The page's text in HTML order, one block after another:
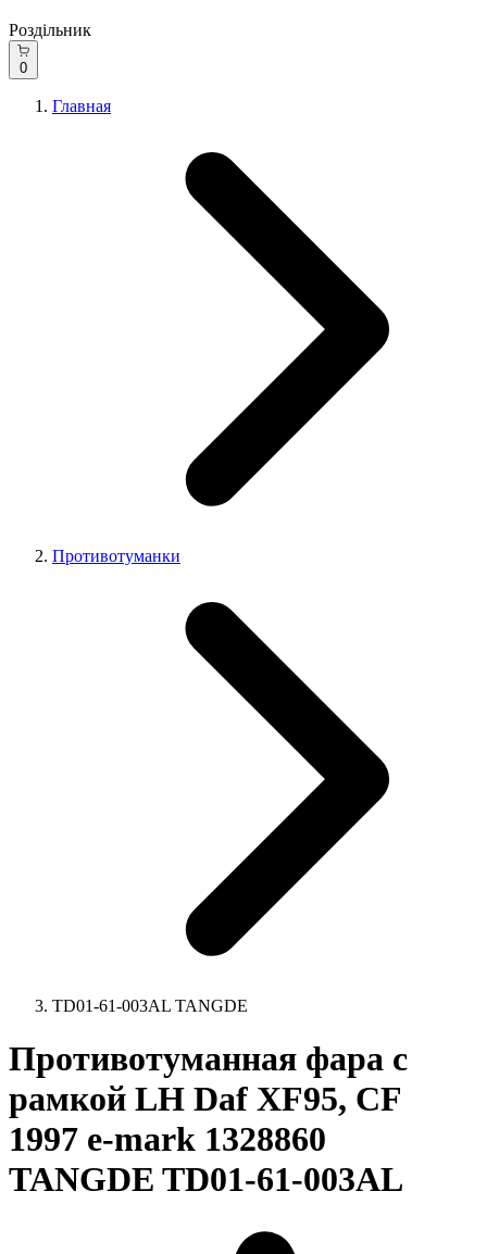
Роздільник
0
Главная
Противотуманки
TD01-61-003AL TANGDE
Противотуманная фара с
рамкой LH Daf XF95, CF
1997 e-mark 1328860
TANGDE TD01-61-003AL